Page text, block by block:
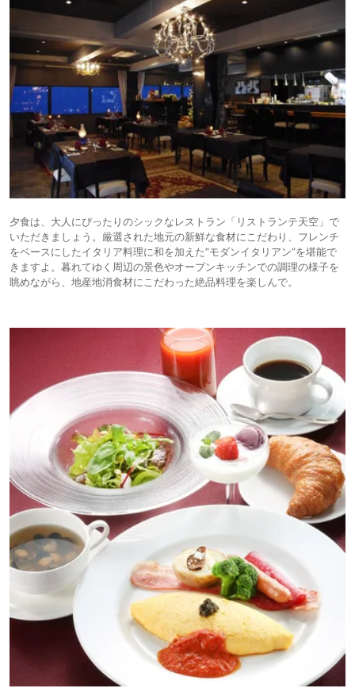
夕食は、大人にぴったりのシックなレストラン「リストランテ天空」で
いただきましょう。厳選された地元の新鮮な食材にこだわり、フレンチ
をベースにしたイタリア料理に和を加えた”モダンイタリアン”を堪能で
きますよ。暮れてゆく周辺の景色やオープンキッチンでの調理の様子を
眺めながら、地産地消食材にこだわった絶品料理を楽しんで。